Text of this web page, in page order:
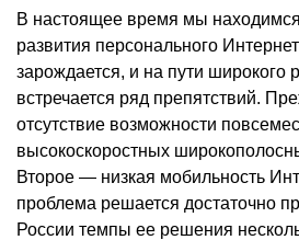
В настоящее время мы
развития персонального
зарождается, и на пути широкого
встречается ряд препятствий.
отсутствие возможности
высокоскоростных
Второе — низкая мобильность
проблема решается достаточно
России темпы ее решения